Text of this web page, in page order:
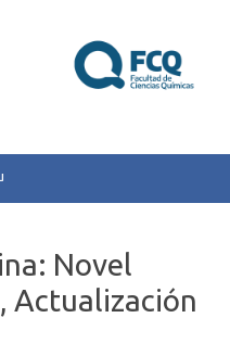
Novel
Actualización